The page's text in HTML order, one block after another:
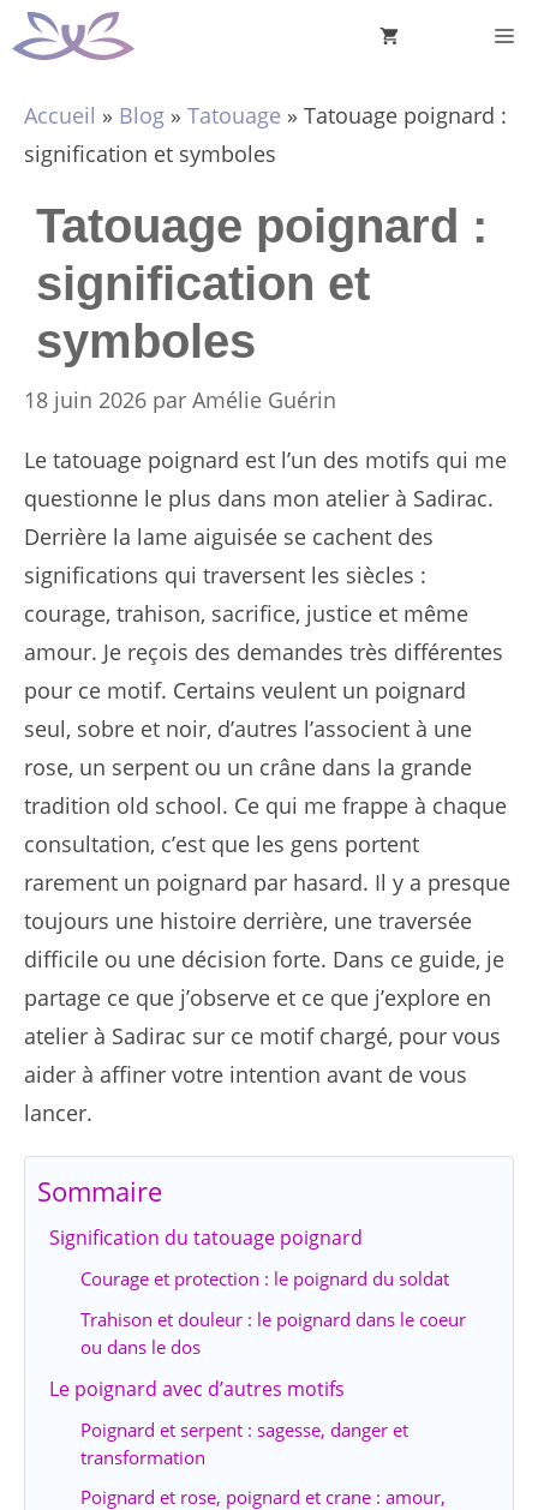
Aller
au
Accueil » Blog » Tatouage » Tatouage poignard :
signification et symboles
Tatouage poignard :
signification et
symboles
18 juin 2026 par Amélie Guérin
Le tatouage poignard est l’un des motifs qui me
questionne le plus dans mon atelier à Sadirac.
Derrière la lame aiguisée se cachent des
significations qui traversent les siècles :
courage, trahison, sacrifice, justice et même
amour. Je reçois des demandes très différentes
pour ce motif. Certains veulent un poignard
seul, sobre et noir, d’autres l’associent à une
rose, un serpent ou un crâne dans la grande
tradition old school. Ce qui me frappe à chaque
consultation, c’est que les gens portent
rarement un poignard par hasard. Il y a presque
toujours une histoire derrière, une traversée
difficile ou une décision forte. Dans ce guide, je
partage ce que j’observe et ce que j’explore en
atelier à Sadirac sur ce motif chargé, pour vous
aider à affiner votre intention avant de vous
lancer.
Sommaire
Signification du tatouage poignard
Courage et protection : le poignard du soldat
Trahison et douleur : le poignard dans le coeur
ou dans le dos
Le poignard avec d’autres motifs
Poignard et serpent : sagesse, danger et
transformation
Poignard et rose, poignard et crane : amour,